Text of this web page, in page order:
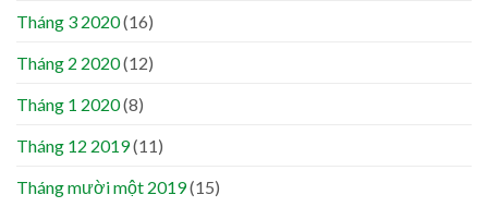
Tháng 3 2020(16)
Tháng 2 2020(12)
Tháng 1 2020(8)
Tháng 12 2019(11)
Tháng mười một 2019(15)